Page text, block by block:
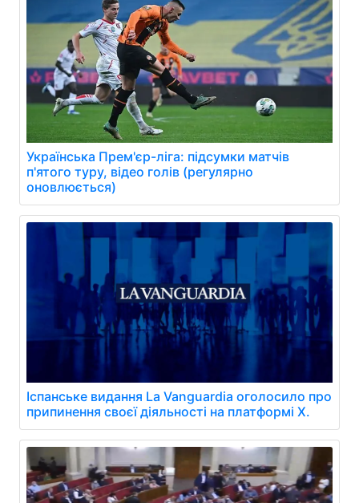
Українська Прем'єр-ліга: підсумки матчів
п'ятого туру, відео голів (регулярно
оновлюється)
Іспанське видання La Vanguardia оголосило про
припинення своєї діяльності на платформі X.